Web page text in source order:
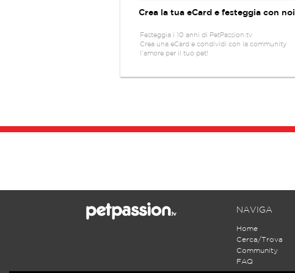
Crea la tua eCard e festeggia con noi
Festeggia i 10 anni di PetPassion.tv
Crea una eCard e condividi con la community
l’amore per il tuo pet!
NAVIGA
Home
Cerca/Trova
Community
FAQ